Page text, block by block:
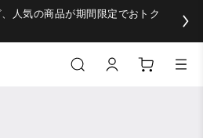
人気の商品が期間限定でおトク